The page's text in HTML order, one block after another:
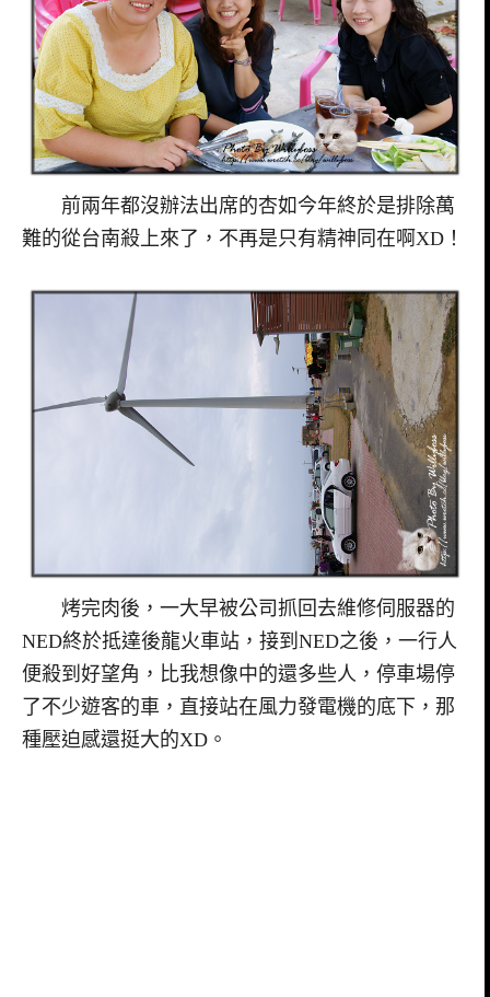
前兩年都沒辦法出席的杏如今年終於是排除萬
難的從台南殺上來了，不再是只有精神同在啊XD！
烤完肉後，一大早被公司抓回去維修伺服器的
NED終於抵達後龍火車站，接到NED之後，一行人
便殺到好望角，比我想像中的還多些人，停車場停
了不少遊客的車，直接站在風力發電機的底下，那
種壓迫感還挺大的XD。